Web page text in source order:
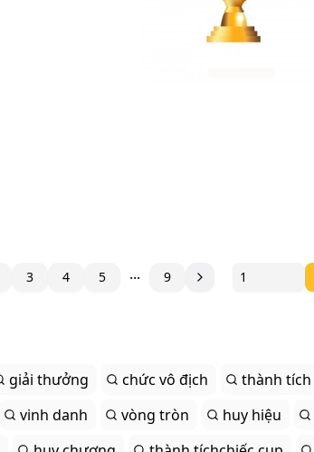
3 4 5 ... 9
giải thưởng chức vô địch thành tích
vinh danh vòng tròn huy hiệu